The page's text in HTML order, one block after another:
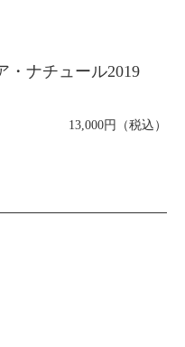
・ナチュール2019
13,000円（税込）